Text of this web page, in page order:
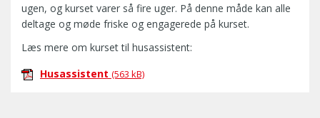
ugen, og kurset varer så fire uger. På denne måde kan alle
deltage og møde friske og engagerede på kurset.
Læs mere om kurset til husassistent:
Husassistent (563 kB)